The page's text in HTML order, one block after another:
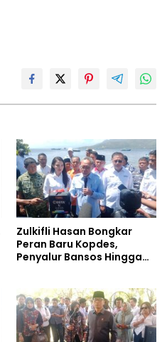
Zulkifli Hasan Bongkar
Peran Baru Kopdes,
Penyalur Bansos Hingga